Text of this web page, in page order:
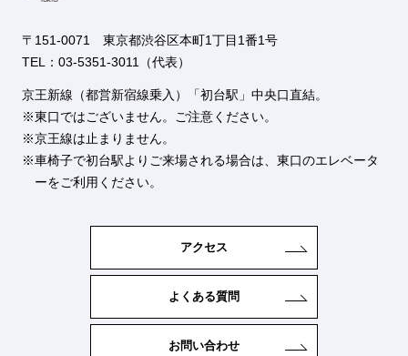
〒151-0071 東京都渋谷区本町1丁目1番1号
TEL：03-5351-3011（代表）
京王新線（都営新宿線乗入）「初台駅」中央口直結。
東口ではございません。ご注意ください。
京王線は止まりません。
車椅子で初台駅よりご来場される場合は、東口のエレベータ
ーをご利用ください。
アクセス
よくある質問
お問い合わせ